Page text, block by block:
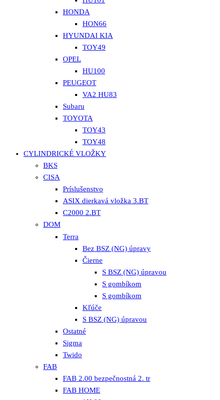
HONDA
HON66
HYUNDAI KIA
TOY49
OPEL
HU100
PEUGEOT
VA2 HU83
Subaru
TOYOTA
TOY43
TOY48
CYLINDRICKÉ VLOŽKY
BKS
CISA
Príslušenstvo
ASIX dierkavá vložka 3.BT
C2000 2.BT
DOM
Terra
Bez BSZ (NG) úpravy
Čierne
S BSZ (NG) úpravou
S gombíkom
S gombíkom
Kľúče
S BSZ (NG) úpravou
Ostatné
Sigma
Twido
FAB
FAB 2.00 bezpečnostná 2. tr
FAB HOME